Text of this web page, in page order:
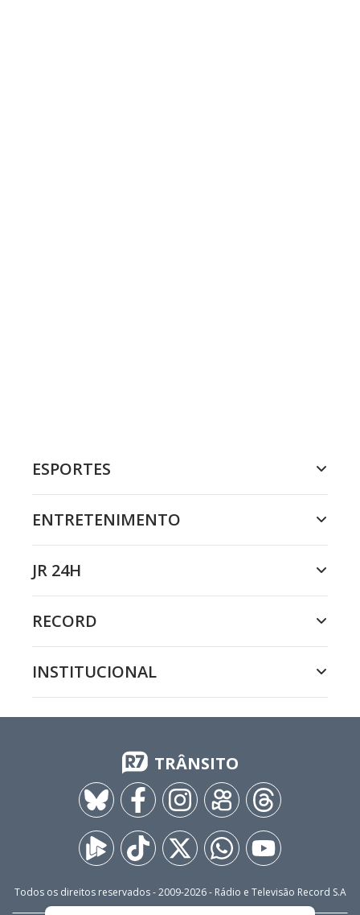
ESPORTES
ENTRETENIMENTO
JR 24H
RECORD
INSTITUCIONAL
TRÂNSITO
Todos os direitos reservados - 2009-2026- Rádio e Televisão Record S.A